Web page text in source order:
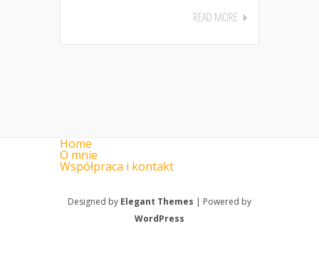
READ MORE
Home
O mnie
Współpraca i kontakt
Designed by Elegant Themes | Powered by
WordPress